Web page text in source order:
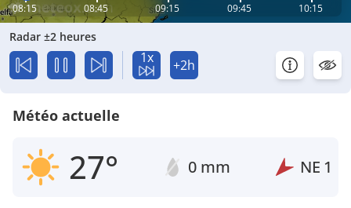
08:15 08:45 09:15 09:45 10:15
Radar ±2 heures
1x +2h
Météo actuelle
27° 0 mm NE 1